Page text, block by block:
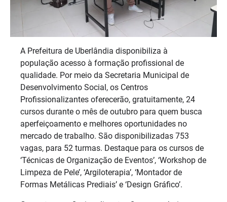
A Prefeitura de Uberlândia disponibiliza à
população acesso à formação profissional de
qualidade. Por meio da Secretaria Municipal de
Desenvolvimento Social, os Centros
Profissionalizantes oferecerão, gratuitamente, 24
cursos durante o mês de outubro para quem busca
aperfeiçoamento e melhores oportunidades no
mercado de trabalho. São disponibilizadas 753
vagas, para 52 turmas. Destaque para os cursos de
‘Técnicas de Organização de Eventos’, ‘Workshop de
Limpeza de Pele’, ‘Argiloterapia’, ‘Montador de
Formas Metálicas Prediais’ e ‘Design Gráfico’.